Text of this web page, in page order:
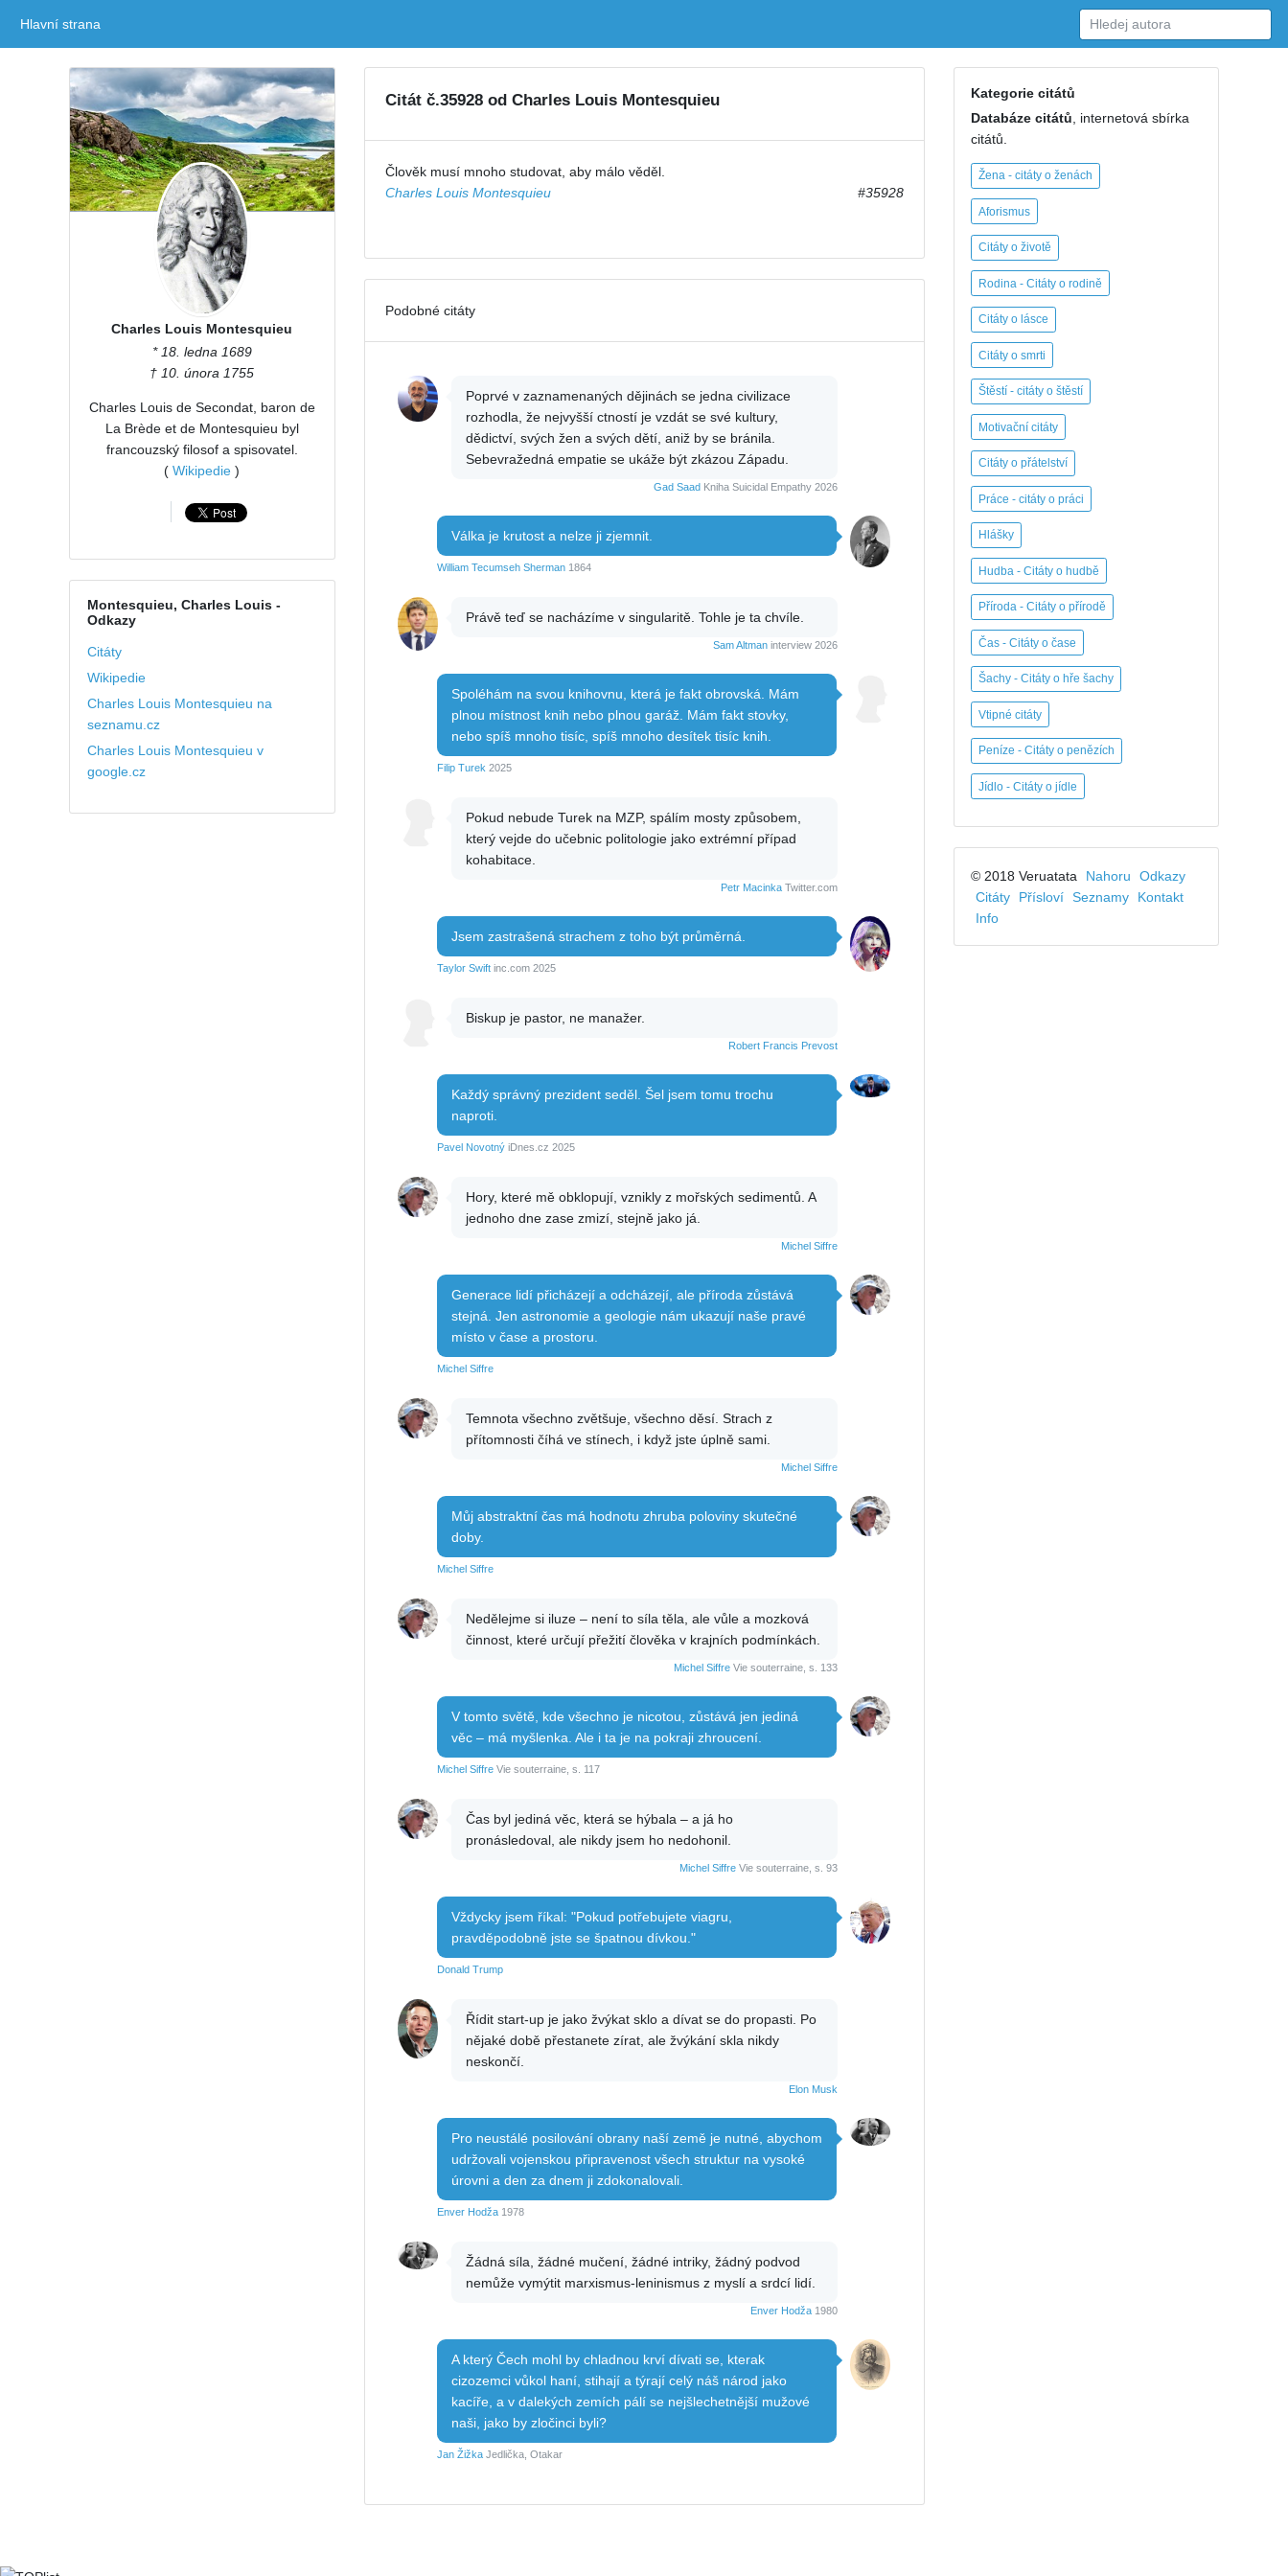
Hlavní strana
Charles Louis Montesquieu
* 18. ledna 1689
† 10. února 1755
Charles Louis de Secondat, baron de
La Brède et de Montesquieu byl
francouzský filosof a spisovatel.
(Wikipedie )
Montesquieu, Charles Louis-
Odkazy
Citáty
Wikipedie
Charles Louis Montesquieu na
seznamu.cz
Charles Louis Montesquieu v
google.cz
Citát č.35928 od Charles Louis Montesquieu
Člověk musí mnoho studovat, aby málo věděl.
Charles Louis Montesquieu
#35928
Podobné citáty
Poprvé v zaznamenaných dějinách se jedna civilizace
rozhodla, že nejvyšší ctností je vzdát se své kultury,
dědictví, svých žen a svých dětí, aniž by se bránila.
Sebevražedná empatie se ukáže být zkázou Západu.
Gad SaadKniha Suicidal Empathy 2026
Válka je krutost a nelze ji zjemnit.
William Tecumseh Sherman1864
Právě teď se nacházíme v singularitě. Tohle je ta chvíle.
Sam Altmaninterview 2026
Spoléhám na svou knihovnu, která je fakt obrovská. Mám
plnou místnost knih nebo plnou garáž. Mám fakt stovky,
nebo spíš mnoho tisíc, spíš mnoho desítek tisíc knih.
Filip Turek 2025
Pokud nebude Turek na MZP, spálím mosty způsobem,
který vejde do učebnic politologie jako extrémní případ
kohabitace.
Petr MacinkaTwitter.com
Jsem zastrašená strachem z toho být průměrná.
Taylor Swiftinc.com 2025
Biskup je pastor, ne manažer.
Robert Francis Prevost
Každý správný prezident seděl. Šel jsem tomu trochu
naproti.
Pavel NovotnýiDnes.cz 2025
Hory, které mě obklopují, vznikly z mořských sedimentů. A
jednoho dne zase zmizí, stejně jako já.
Michel Siffre
Generace lidí přicházejí a odcházejí, ale příroda zůstává
stejná. Jen astronomie a geologie nám ukazují naše pravé
místo v čase a prostoru.
Michel Siffre
Temnota všechno zvětšuje, všechno děsí. Strach z
přítomnosti číhá ve stínech, i když jste úplně sami.
Michel Siffre
Můj abstraktní čas má hodnotu zhruba poloviny skutečné
doby.
Michel Siffre
Nedělejme si iluze – není to síla těla, ale vůle a mozková
činnost, které určují přežití člověka v krajních podmínkách.
Michel SiffreVie souterraine, s. 133
V tomto světě, kde všechno je nicotou, zůstává jen jediná
věc – má myšlenka. Ale i ta je na pokraji zhroucení.
Michel SiffreVie souterraine, s. 117
Čas byl jediná věc, která se hýbala – a já ho
pronásledoval, ale nikdy jsem ho nedohonil.
Michel SiffreVie souterraine, s. 93
Vždycky jsem říkal: "Pokud potřebujete viagru,
pravděpodobně jste se špatnou dívkou."
Donald Trump
Řídit start-up je jako žvýkat sklo a dívat se do propasti. Po
nějaké době přestanete zírat, ale žvýkání skla nikdy
neskončí.
Elon Musk
Pro neustálé posilování obrany naší země je nutné, abychom
udržovali vojenskou připravenost všech struktur na vysoké
úrovni a den za dnem ji zdokonalovali.
Enver Hodža1978
Žádná síla, žádné mučení, žádné intriky, žádný podvod
nemůže vymýtit marxismus-leninismus z myslí a srdcí lidí.
Enver Hodža1980
A který Čech mohl by chladnou krví dívati se, kterak
cizozemci vůkol haní, stihají a týrají celý náš národ jako
kacíře, a v dalekých zemích pálí se nejšlechetnější mužové
naši, jako by zločinci byli?
Jan ŽižkaJedlička, Otakar
Kategorie citátů
Databáze citátů , internetová sbírka
citátů.
Žena - citáty o ženách
Aforismus
Citáty o životě
Rodina - Citáty o rodině
Citáty o lásce
Citáty o smrti
Štěstí - citáty o štěstí
Motivační citáty
Citáty o přátelství
Práce - citáty o práci
Hlášky
Hudba - Citáty o hudbě
Příroda - Citáty o přírodě
Čas - Citáty o čase
Šachy - Citáty o hře šachy
Vtipné citáty
Peníze - Citáty o penězích
Jídlo - Citáty o jídle
© 2018 Veruatata Nahoru
Odkazy
Citáty
Přísloví Seznamy
Kontakt
Info